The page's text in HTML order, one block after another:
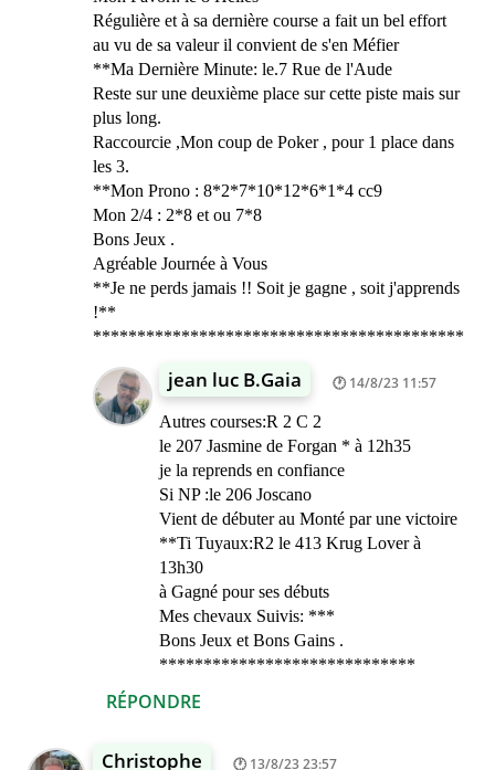
Régulière et à sa dernière course a fait un bel effort
au vu de sa valeur il convient de s'en Méfier
**Ma Dernière Minute: le.7 Rue de l'Aude
Reste sur une deuxième place sur cette piste mais sur
plus long.
Raccourcie ,Mon coup de Poker , pour 1 place dans
les 3.
**Mon Prono : 8*2*7*10*12*6*1*4 cc9
Mon 2/4 : 2*8 et ou 7*8
Bons Jeux .
Agréable Journée à Vous
**Je ne perds jamais !! Soit je gagne , soit j'apprends
!**
******************************************
RÉPONDRE
jean luc B.Gaia 14/8/23 11:57
Autres courses:R 2 C 2
le 207 Jasmine de Forgan * à 12h35
je la reprends en confiance
Si NP :le 206 Joscano
Vient de débuter au Monté par une victoire
**Ti Tuyaux:R2 le 413 Krug Lover à
13h30
à Gagné pour ses débuts
Mes chevaux Suivis: ***
Bons Jeux et Bons Gains .
*****************************
Christophe 13/8/23 23:57